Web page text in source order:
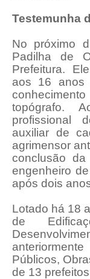
Testemunha
No próximo
Padilha de
Prefeitura.
aos 16 anos
topógrafo.
profissional
auxiliar de
agrimensor
conclusão
engenheiro
após dois
Lotado há 18
de
Públicos,
de 13